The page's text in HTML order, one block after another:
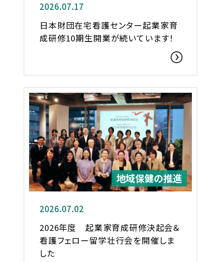
2026.07.17
日本財団在宅看護センター起業家育
成研修10期生開業が続いています！
地域保健の推進
2026.07.02
2026年度 起業家育成研修決起会＆
看護フェロー留学壮行会を開催しま
した